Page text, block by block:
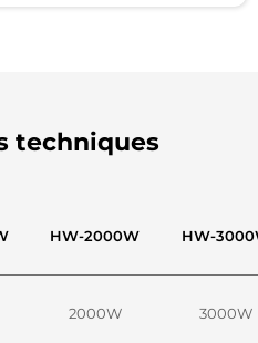
techniques
HW-2000W HW-
2000W 3000W